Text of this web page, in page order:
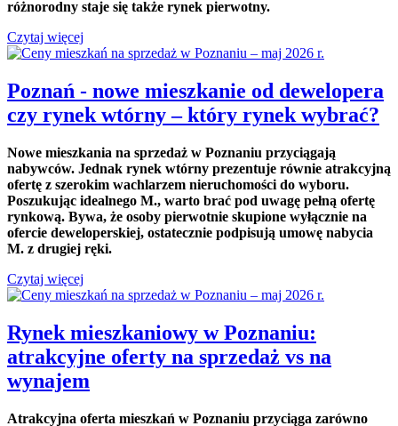
różnorodny staje się także rynek pierwotny.
Czytaj więcej
Poznań - nowe mieszkanie od dewelopera
czy rynek wtórny – który rynek wybrać?
Nowe mieszkania na sprzedaż w Poznaniu przyciągają
nabywców. Jednak rynek wtórny prezentuje równie atrakcyjną
ofertę z szerokim wachlarzem nieruchomości do wyboru.
Poszukując idealnego M., warto brać pod uwagę pełną ofertę
rynkową. Bywa, że osoby pierwotnie skupione wyłącznie na
ofercie deweloperskiej, ostatecznie podpisują umowę nabycia
M. z drugiej ręki.
Czytaj więcej
Rynek mieszkaniowy w Poznaniu:
atrakcyjne oferty na sprzedaż vs na
wynajem
Atrakcyjna oferta mieszkań w Poznaniu przyciąga zarówno